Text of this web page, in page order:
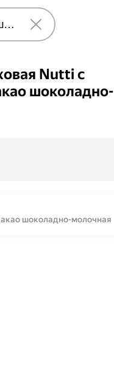
Nutti с
шоколадно-
шоколадно-молочная